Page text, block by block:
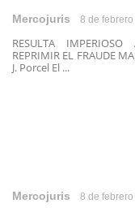
Mercojuris 8 de
RESULTA IMPERIOSO
REPRIMIR EL FRAUDE
J. Porcel El ...
Mercojuris 8 de